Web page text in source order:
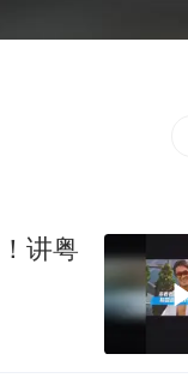
讲粤